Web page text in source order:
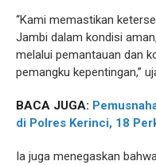
“Kami memastikan
Jambi dalam kondisi
melalui pemantauan dan
pemangku kepentingan,”
BACA JUGA:
di Polres Kerinci, 18
Ia juga menegaskan